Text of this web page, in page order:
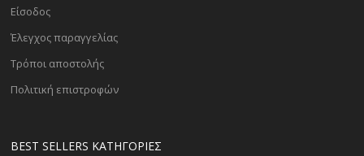
Είσοδος
Έλεγχος παραγγελίας
Τρόποι αποστολής
Πολιτική επιστροφών
BEST SELLERS ΚΑΤΗΓΟΡΊΕΣ